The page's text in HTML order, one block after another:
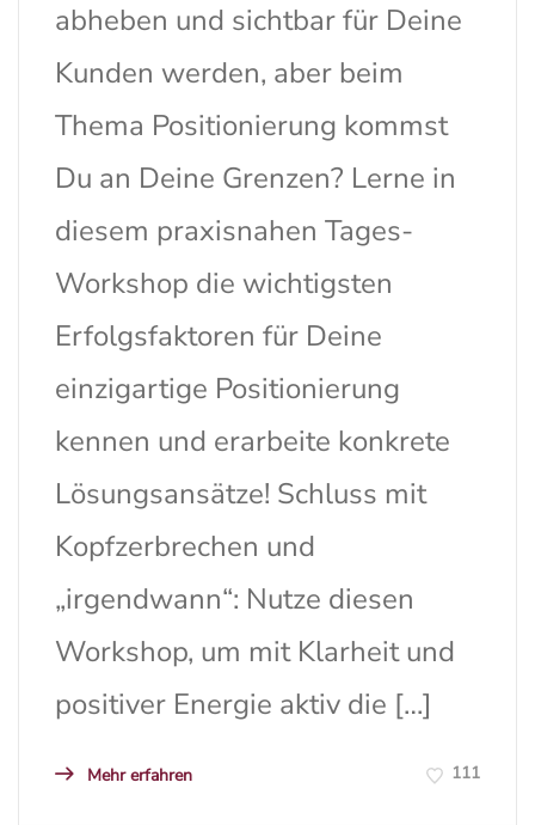
abheben und sichtbar für Deine
Kunden werden, aber beim
Thema Positionierung kommst
Du an Deine Grenzen? Lerne in
diesem praxisnahen Tages-
Workshop die wichtigsten
Erfolgsfaktoren für Deine
einzigartige Positionierung
kennen und erarbeite konkrete
Lösungsansätze! Schluss mit
Kopfzerbrechen und
„irgendwann“: Nutze diesen
Workshop, um mit Klarheit und
positiver Energie aktiv die […]
Mehr erfahren 111